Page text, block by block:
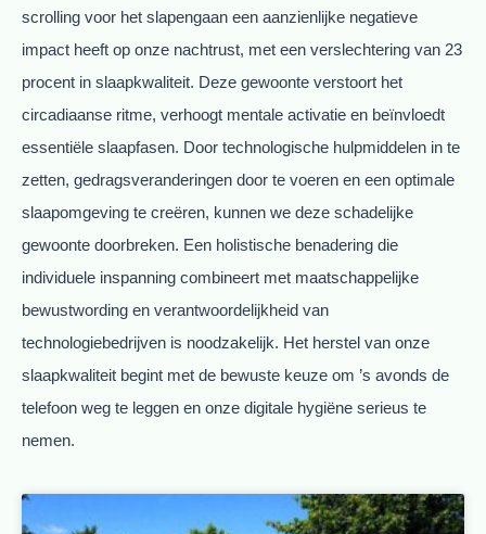
scrolling voor het slapengaan een aanzienlijke negatieve
impact heeft op onze nachtrust, met een verslechtering van 23
procent in slaapkwaliteit. Deze gewoonte verstoort het
circadiaanse ritme, verhoogt mentale activatie en beïnvloedt
essentiële slaapfasen. Door technologische hulpmiddelen in te
zetten, gedragsveranderingen door te voeren en een optimale
slaapomgeving te creëren, kunnen we deze schadelijke
gewoonte doorbreken. Een holistische benadering die
individuele inspanning combineert met maatschappelijke
bewustwording en verantwoordelijkheid van
technologiebedrijven is noodzakelijk. Het herstel van onze
slaapkwaliteit begint met de bewuste keuze om ’s avonds de
telefoon weg te leggen en onze digitale hygiëne serieus te
nemen.